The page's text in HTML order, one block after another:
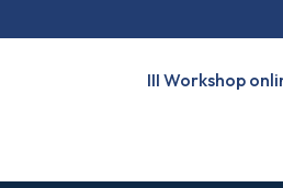
III Workshop